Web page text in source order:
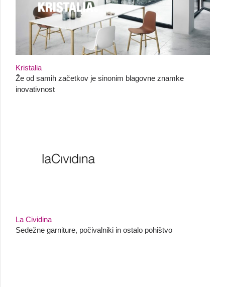
Kristalia
Že od samih začetkov je sinonim blagovne znamke
inovativnost
La Cividina
Sedežne garniture, počivalniki in ostalo pohištvo